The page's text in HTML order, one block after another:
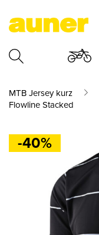
MTB Jersey kurz
Flowline Stacked
-40%